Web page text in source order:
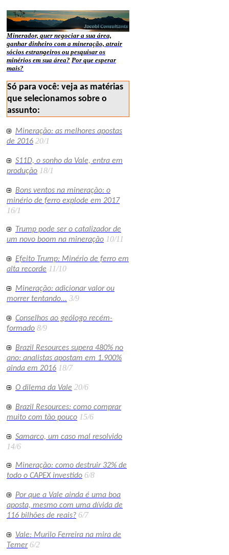
Minerador, quer negociar a sua área,
ganhar dinheiro com a mineração, atrair
sócios estrangeiros ou pesquisar os
minérios em sua área? Por que esperar
mais?
Só para você: veja as matérias
que selecionamos sobre o
assunto:
Mineração: as melhores apostas
de 2016 20/1
S11D, o sonho da Vale, entra em
produção 18/1
Bons ventos na mineração: o
minério de ferro explode em 2017
16/1
Trump pode ser o catalizador de
um novo boom na mineração 10/11
Efeito Trump: Minério de ferro em
alta recorde 11/10
Mineração: adicionar valor ou
morrer tentando... 3/9
Conselhos ao geólogo recém-
formado 8/9
Brazil Resources supera 480% no
ano: analistas apostam em 1.900%
ainda em 2016 18/7
O dilema da Vale 20/6
Brazil Resources: como comprar
muito com tão pouco 15/6
Samarco, um caso mal resolvido
14/6
Mineração: como destruir 32% de
todo o CAPEX investido 6/8
Por que a Vale ainda é uma boa
aposta, mesmo com uma dívida de
116 bilhões de reais? 6/7
Vale: Murilo Ferreira na mira de
Temer 6/2